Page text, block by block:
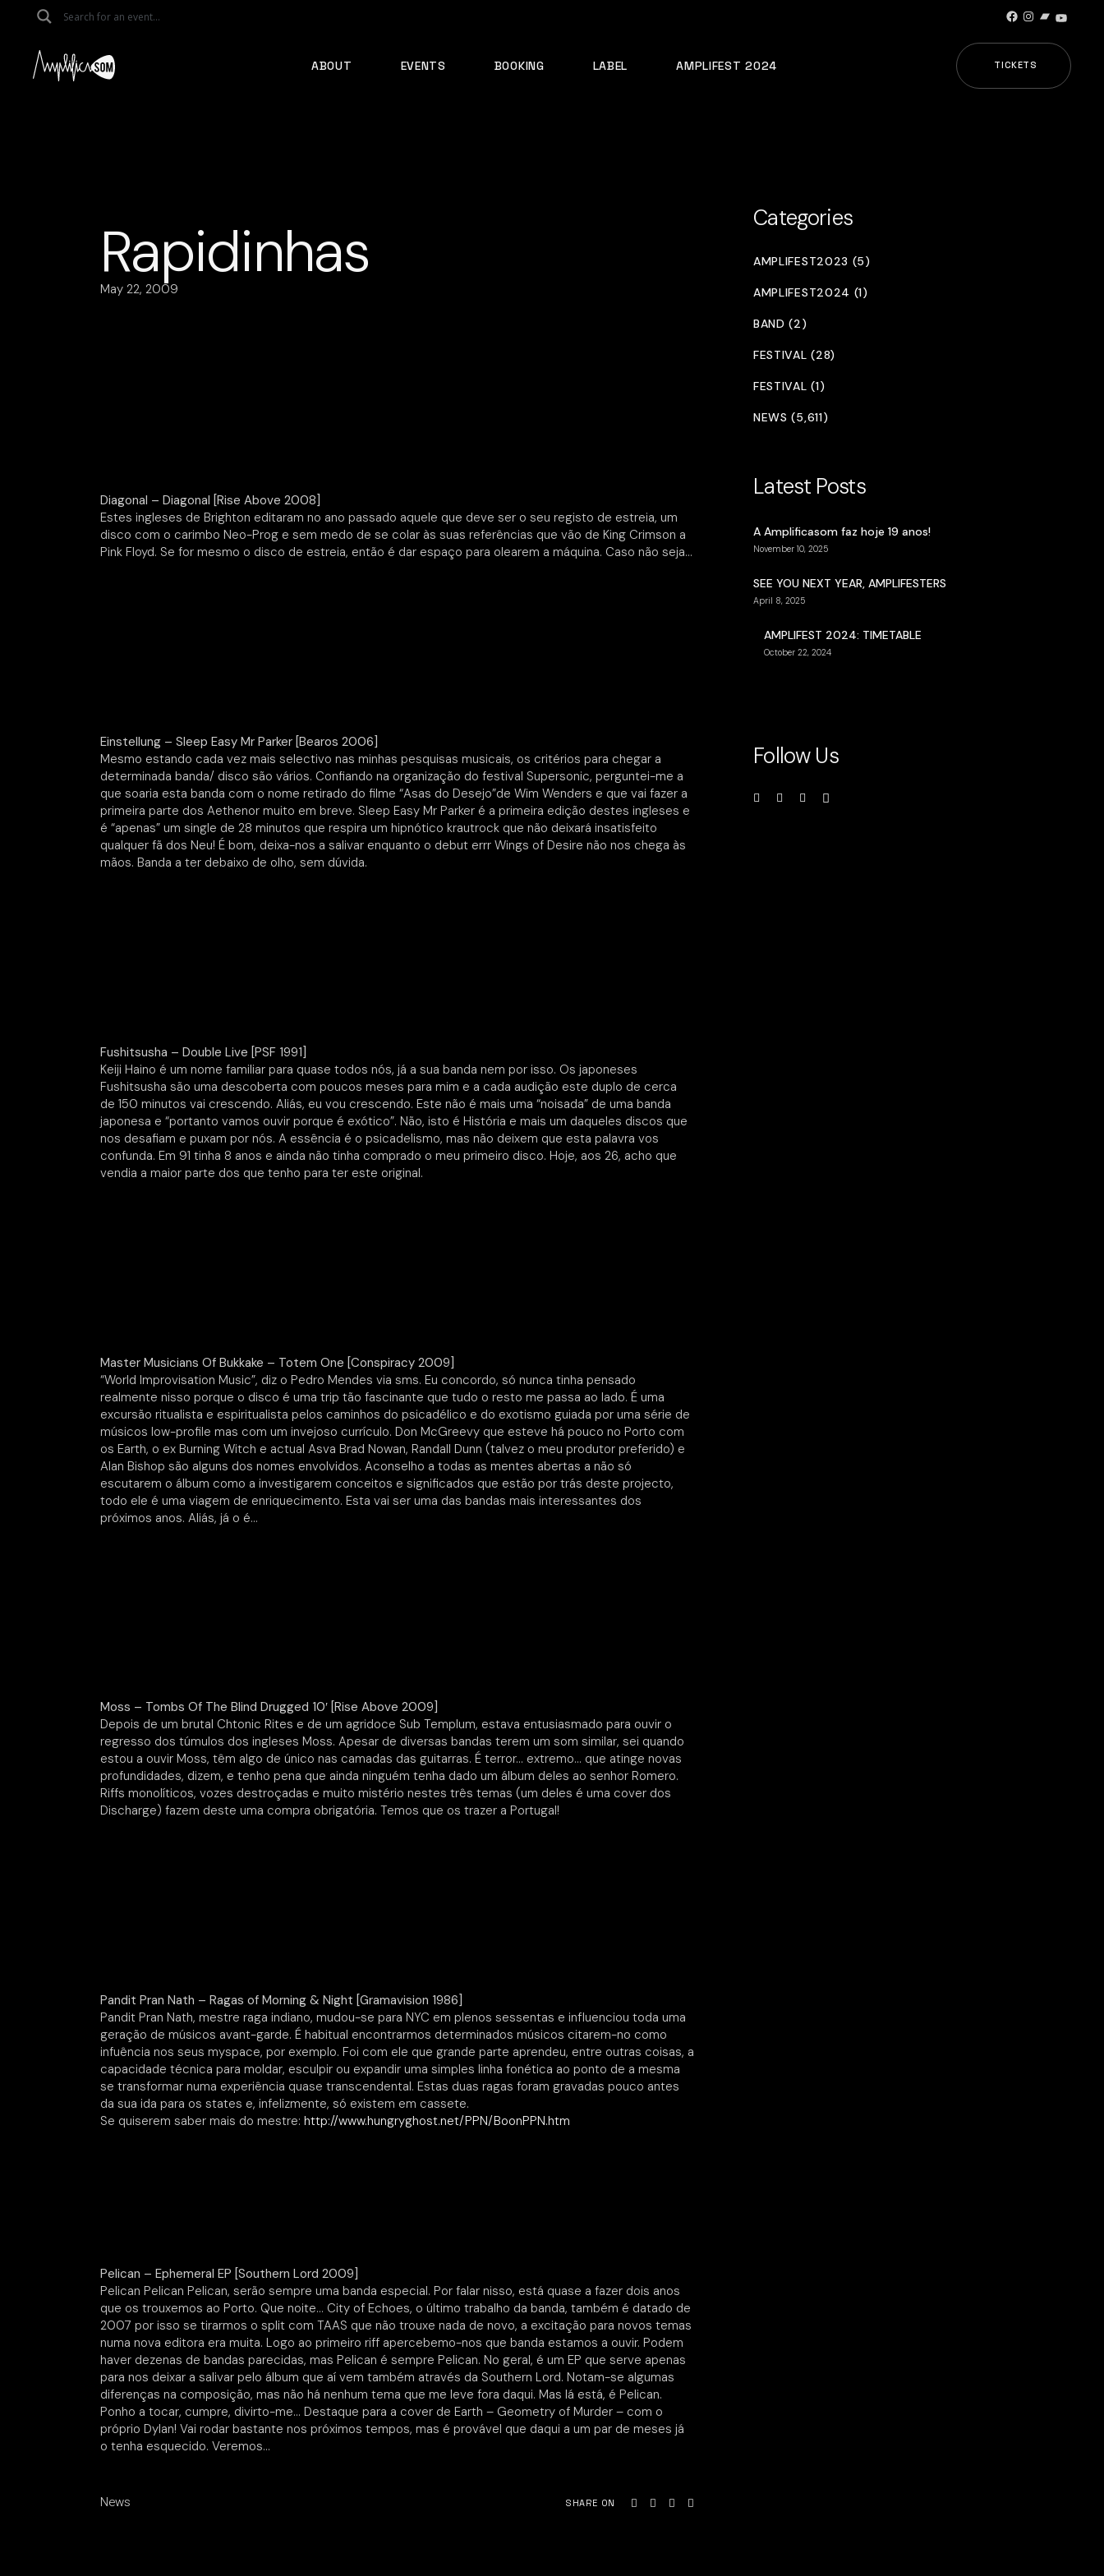
Facebook
Instagram
Bandcamp
ABOUT EVENTS BOOKING LABEL AMPLIFEST 2024 TICKETS
Rapidinhas
May 22, 2009
Diagonal – Diagonal [Rise Above 2008]
Estes ingleses de Brighton editaram no ano passado aquele que deve ser o seu registo de estreia, um
disco com o carimbo Neo-Prog e sem medo de se colar às suas referências que vão de King Crimson a
Pink Floyd. Se for mesmo o disco de estreia, então é dar espaço para olearem a máquina. Caso não seja…
Einstellung – Sleep Easy Mr Parker [Bearos 2006]
Mesmo estando cada vez mais selectivo nas minhas pesquisas musicais, os critérios para chegar a
determinada banda/ disco são vários. Confiando na organização do festival Supersonic, perguntei-me a
que soaria esta banda com o nome retirado do filme “Asas do Desejo”de Wim Wenders e que vai fazer a
primeira parte dos Aethenor muito em breve. Sleep Easy Mr Parker é a primeira edição destes ingleses e
é “apenas” um single de 28 minutos que respira um hipnótico krautrock que não deixará insatisfeito
qualquer fã dos Neu! É bom, deixa-nos a salivar enquanto o debut errr Wings of Desire não nos chega às
mãos. Banda a ter debaixo de olho, sem dúvida.
Fushitsusha – Double Live [PSF 1991]
Keiji Haino é um nome familiar para quase todos nós, já a sua banda nem por isso. Os japoneses
Fushitsusha são uma descoberta com poucos meses para mim e a cada audição este duplo de cerca
de 150 minutos vai crescendo. Aliás, eu vou crescendo. Este não é mais uma “noisada” de uma banda
japonesa e “portanto vamos ouvir porque é exótico”. Não, isto é História e mais um daqueles discos que
nos desafiam e puxam por nós. A essência é o psicadelismo, mas não deixem que esta palavra vos
confunda. Em 91 tinha 8 anos e ainda não tinha comprado o meu primeiro disco. Hoje, aos 26, acho que
vendia a maior parte dos que tenho para ter este original.
Master Musicians Of Bukkake – Totem One [Conspiracy 2009]
“World Improvisation Music”, diz o Pedro Mendes via sms. Eu concordo, só nunca tinha pensado
realmente nisso porque o disco é uma trip tão fascinante que tudo o resto me passa ao lado. É uma
excursão ritualista e espiritualista pelos caminhos do psicadélico e do exotismo guiada por uma série de
músicos low-profile mas com um invejoso currículo. Don McGreevy que esteve há pouco no Porto com
os Earth, o ex Burning Witch e actual Asva Brad Nowan, Randall Dunn (talvez o meu produtor preferido) e
Alan Bishop são alguns dos nomes envolvidos. Aconselho a todas as mentes abertas a não só
escutarem o álbum como a investigarem conceitos e significados que estão por trás deste projecto,
todo ele é uma viagem de enriquecimento. Esta vai ser uma das bandas mais interessantes dos
próximos anos. Aliás, já o é…
Moss – Tombs Of The Blind Drugged 10′ [Rise Above 2009]
Depois de um brutal Chtonic Rites e de um agridoce Sub Templum, estava entusiasmado para ouvir o
regresso dos túmulos dos ingleses Moss. Apesar de diversas bandas terem um som similar, sei quando
estou a ouvir Moss, têm algo de único nas camadas das guitarras. É terror… extremo… que atinge novas
profundidades, dizem, e tenho pena que ainda ninguém tenha dado um álbum deles ao senhor Romero.
Riffs monolíticos, vozes destroçadas e muito mistério nestes três temas (um deles é uma cover dos
Discharge) fazem deste uma compra obrigatória. Temos que os trazer a Portugal!
Pandit Pran Nath – Ragas of Morning & Night [Gramavision 1986]
Pandit Pran Nath, mestre raga indiano, mudou-se para NYC em plenos sessentas e influenciou toda uma
geração de músicos avant-garde. É habitual encontrarmos determinados músicos citarem-no como
infuência nos seus myspace, por exemplo. Foi com ele que grande parte aprendeu, entre outras coisas, a
capacidade técnica para moldar, esculpir ou expandir uma simples linha fonética ao ponto de a mesma
se transformar numa experiência quase transcendental. Estas duas ragas foram gravadas pouco antes
da sua ida para os states e, infelizmente, só existem em cassete.
Se quiserem saber mais do mestre: http://www.hungryghost.net/PPN/BoonPPN.htm
Pelican – Ephemeral EP [Southern Lord 2009]
Pelican Pelican Pelican, serão sempre uma banda especial. Por falar nisso, está quase a fazer dois anos
que os trouxemos ao Porto. Que noite… City of Echoes, o último trabalho da banda, também é datado de
2007 por isso se tirarmos o split com TAAS que não trouxe nada de novo, a excitação para novos temas
numa nova editora era muita. Logo ao primeiro riff apercebemo-nos que banda estamos a ouvir. Podem
haver dezenas de bandas parecidas, mas Pelican é sempre Pelican. No geral, é um EP que serve apenas
para nos deixar a salivar pelo álbum que aí vem também através da Southern Lord. Notam-se algumas
diferenças na composição, mas não há nenhum tema que me leve fora daqui. Mas lá está, é Pelican.
Ponho a tocar, cumpre, divirto-me… Destaque para a cover de Earth – Geometry of Murder – com o
próprio Dylan! Vai rodar bastante nos próximos tempos, mas é provável que daqui a um par de meses já
o tenha esquecido. Veremos…
News SHARE ON
Categories
AMPLIFEST2023 (5)
AMPLIFEST2024 (1)
BAND (2)
FESTIVAL (28)
FESTIVAL (1)
NEWS (5,611)
Latest Posts
A Amplificasom faz hoje 19 anos!
November 10, 2025
SEE YOU NEXT YEAR, AMPLIFESTERS
April 8, 2025
AMPLIFEST 2024: TIMETABLE
October 22, 2024
Follow Us